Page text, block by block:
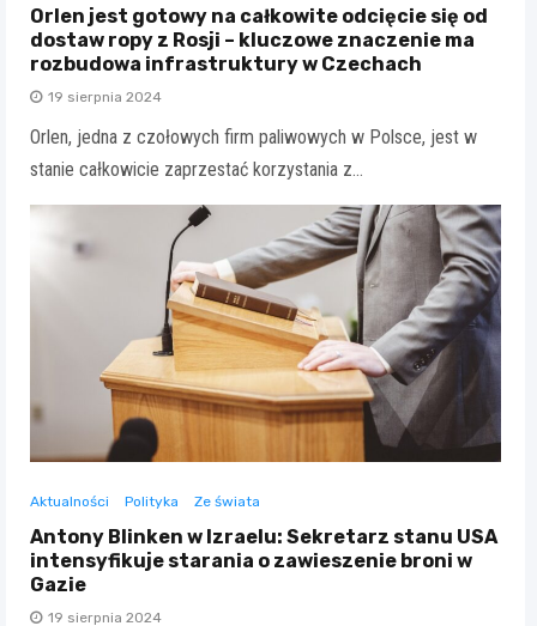
Orlen jest gotowy na całkowite odcięcie się od
dostaw ropy z Rosji – kluczowe znaczenie ma
rozbudowa infrastruktury w Czechach
19 sierpnia 2024
Orlen, jedna z czołowych firm paliwowych w Polsce, jest w
stanie całkowicie zaprzestać korzystania z…
Aktualności Polityka Ze świata
Antony Blinken w Izraelu: Sekretarz stanu USA
intensyfikuje starania o zawieszenie broni w
Gazie
19 sierpnia 2024